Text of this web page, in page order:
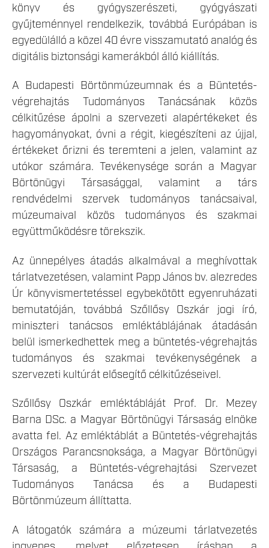
könyv és gyógyszerészeti, gyógyászati
gyűjteménnyel rendelkezik, továbbá Európában is
egyedülálló a közel 40 évre visszamutató analóg és
digitális biztonsági kamerákból álló kiállítás.
A Budapesti Börtönmúzeumnak és a Büntetés-
végrehajtás Tudományos Tanácsának közös
célkitűzése ápolni a szervezeti alapértékeket és
hagyományokat, óvni a régit, kiegészíteni az újjal,
értékeket őrizni és teremteni a jelen, valamint az
utókor számára. Tevékenysége során a Magyar
Börtönügyi Társasággal, valamint a társ
rendvédelmi szervek tudományos tanácsaival,
múzeumaival közös tudományos és szakmai
együttműködésre törekszik.
Az ünnepélyes átadás alkalmával a meghívottak
tárlatvezetésen, valamint Papp János bv. alezredes
Úr könyvismertetéssel egybekötött egyenruházati
bemutatóján, továbbá Szőllősy Oszkár jogi író,
miniszteri tanácsos emléktáblájának átadásán
belül ismerkedhettek meg a büntetés-végrehajtás
tudományos és szakmai tevékenységének a
szervezeti kultúrát elősegítő célkitűzéseivel.
Szőllősy Oszkár emléktábláját Prof. Dr. Mezey
Barna DSc. a Magyar Börtönügyi Társaság elnöke
avatta fel. Az emléktáblát a Büntetés-végrehajtás
Országos Parancsnoksága, a Magyar Börtönügyi
Társaság, a Büntetés-végrehajtási Szervezet
Tudományos Tanácsa és a Budapesti
Börtönmúzeum állíttatta.
A látogatók számára a múzeumi tárlatvezetés